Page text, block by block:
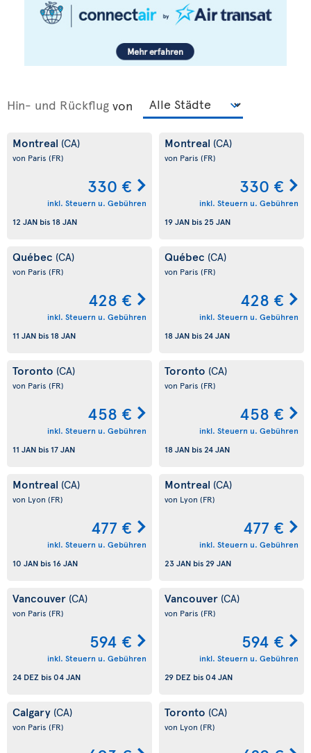
Hin- und Rückflug von
Montreal (CA)
von Paris (FR)
330 €
inkl. Steuern u. Gebühren
12 JAN bis 18 JAN
Montreal (CA)
von Paris (FR)
330 €
inkl. Steuern u. Gebühren
19 JAN bis25 JAN
Québec (CA)
von Paris (FR)
428 €
inkl. Steuern u. Gebühren
11 JAN bis 18 JAN
Québec (CA)
von Paris (FR)
428 €
inkl. Steuern u. Gebühren
18 JAN bis24 JAN
Toronto (CA)
von Paris (FR)
458 €
inkl. Steuern u. Gebühren
11 JAN bis 17 JAN
Toronto (CA)
von Paris (FR)
458 €
inkl. Steuern u. Gebühren
18 JAN bis24 JAN
Montreal (CA)
von Lyon (FR)
477 €
inkl. Steuern u. Gebühren
10 JAN bis 16 JAN
Montreal (CA)
von Lyon (FR)
477 €
inkl. Steuern u. Gebühren
23 JAN bis29 JAN
Vancouver (CA)
von Paris (FR)
594 €
inkl. Steuern u. Gebühren
24 DEZ bis04 JAN
Vancouver (CA)
von Paris (FR)
594 €
inkl. Steuern u. Gebühren
29 DEZ bis04 JAN
Calgary (CA)
von Paris (FR)
Toronto (CA)
von Lyon (FR)